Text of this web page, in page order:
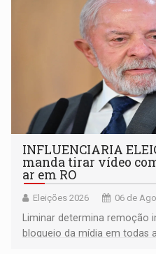
INFLUENCIARIA
manda tirar vídeo
ar em RO
Eleições 2026 06 de
Liminar determina remoção
bloqueio da mídia em todas